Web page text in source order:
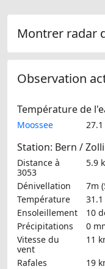
Montrer radar
Observation
Température de
Moossee 27.1
Station: Bern /
Distance à
3053
5.9
Dénivellation
7m
Température
31.1
Ensoleillement
10
Précipitations
0
Vitesse du
vent
11
Rafales
19